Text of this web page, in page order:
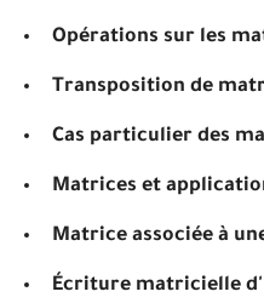
Opérations sur les
Transposition de
Cas particulier des
Matrices et
Matrice associée à
Écriture matricielle